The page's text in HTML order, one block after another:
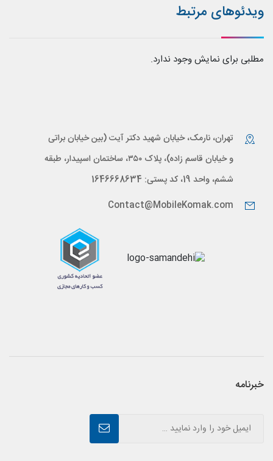
ویدئوهای مرتبط
مطلبی برای نمایش وجود ندارد.
تهران، نارمک، خیابان شهید دکتر آیت (بین خیابان براتی
و خیابان قاسم زاده)، پلاک ۳۵۰، ساختمان اسپیدار، طبقه
ششم، واحد 19، کد پستی: 1646668634
Contact@MobileKomak.com
خبرنامه